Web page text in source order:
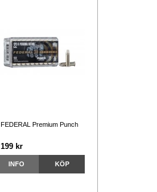
FEDERAL Premium Punch
199 kr
INFO KÖP